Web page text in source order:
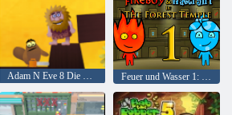
Adam N Eve 8 Die Liebesquest Feuer und Wasser 1: Waldtempel